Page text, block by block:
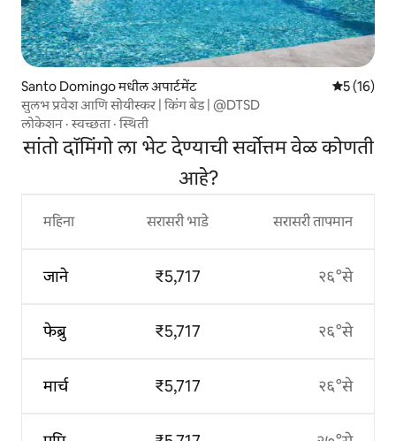
Santo Domingo मधील अपार्टमेंट 5 पैकी 5
5 (16)
सुलभ प्रवेश आणि सोयीस्कर | किंग बेड | @DTSD
लोकेशन ·स्वच्छता ·स्थिती
सांतो दॉमिंगो ला भेट देण्याची सर्वोत्तम वेळ कोणती
आहे?
महिना
जाने
फेब्रु
मार्च
सरासरी भाडे
₹5,717
₹5,717
₹5,717
सरासरी तापमान
२६°से
२६°से
२६°से